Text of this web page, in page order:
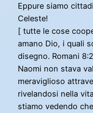
Eppure siamo
Celeste!
[ tutte le cose
amano Dio, i quali
disegno. Romani
Naomi non stava
meraviglioso
rivelandosi nella
stiamo vedendo